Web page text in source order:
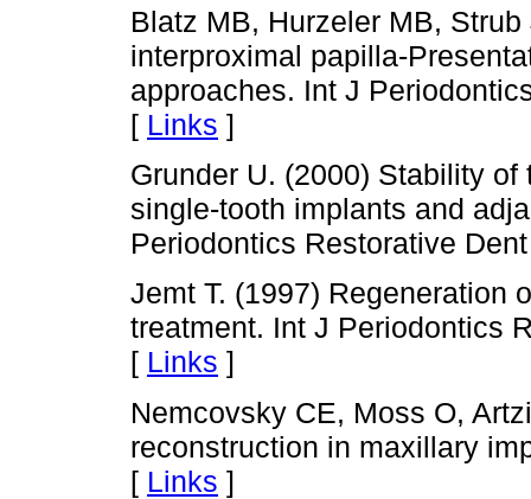
Blatz MB, Hurzeler MB,
interproximal papilla-
approaches. Int J
[ Links ]
Grunder U. (2000) Stability
single-tooth implants and
Periodontics Restorative
Jemt T. (1997) Regeneration
treatment. Int J Periodontics
[ Links ]
Nemcovsky CE, Moss O,
reconstruction in maxillary
[ Links ]